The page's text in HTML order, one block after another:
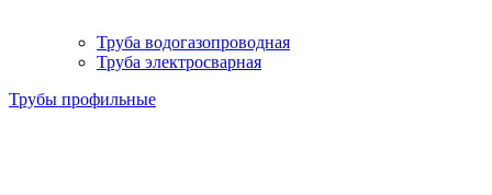
Труба водогазопроводная
Труба электросварная
Трубы профильные